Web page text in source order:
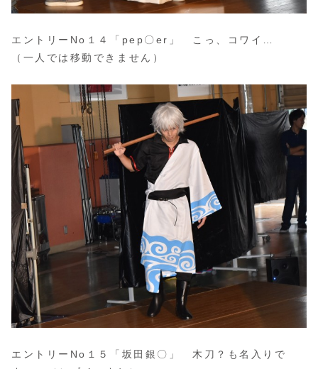
エントリーNo１４「pep〇er」 こっ、コワイ…
（一人では移動できません）
エントリーNo１５「坂田銀〇」 木刀？も名入りで